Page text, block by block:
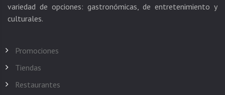
variedad de opciones: gastronómicas, de entretenimiento y
Promociones
Tiendas
Restaurantes